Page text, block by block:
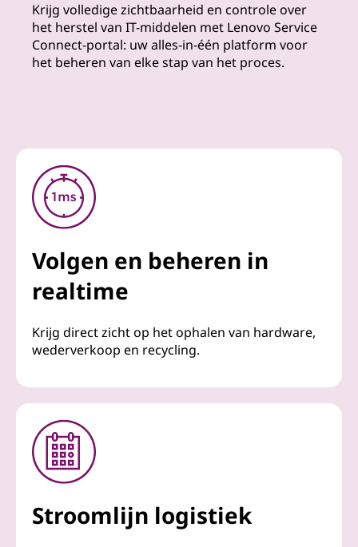
Krijg volledige zichtbaarheid en controle over
het herstel van IT-middelen met Lenovo Service
Connect-portal: uw alles-in-één platform voor
het beheren van elke stap van het proces.
Volgen en beheren in
realtime
Krijg direct zicht op het ophalen van hardware,
wederverkoop en recycling.
Stroomlijn logistiek